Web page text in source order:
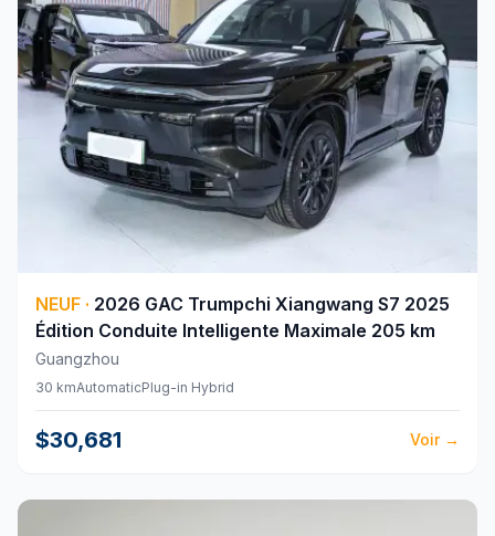
NEUF · 2026 GAC Trumpchi Xiangwang S7 2025
Édition Conduite Intelligente Maximale 205 km
Guangzhou
30 kmAutomaticPlug-in Hybrid
$30,681 Voir→